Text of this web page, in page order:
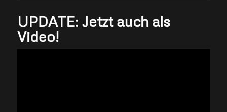
UPDATE: Jetzt auch als
Video!